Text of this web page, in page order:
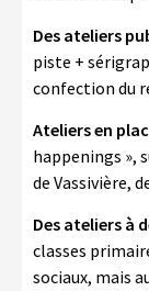
Des ateliers
piste +
confection du
Ateliers en
happenings »,
de Vassivière,
Des ateliers à
classes
sociaux, mais